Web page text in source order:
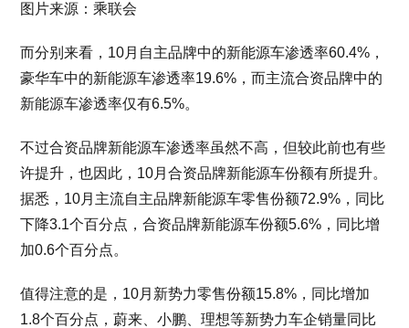
图片来源：乘联会
而分别来看，10月自主品牌中的新能源车渗透率60.4%，
豪华车中的新能源车渗透率19.6%，而主流合资品牌中的
新能源车渗透率仅有6.5%。
不过合资品牌新能源车渗透率虽然不高，但较此前也有些
许提升，也因此，10月合资品牌新能源车份额有所提升。
据悉，10月主流自主品牌新能源车零售份额72.9%，同比
下降3.1个百分点，合资品牌新能源车份额5.6%，同比增
加0.6个百分点。
值得注意的是，10月新势力零售份额15.8%，同比增加
1.8个百分点，蔚来、小鹏、理想等新势力车企销量同比